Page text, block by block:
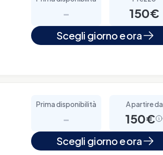
- 150€
Scegli giorno e ora
Prima disponibilità
-
A partire da
150€
Scegli giorno e ora